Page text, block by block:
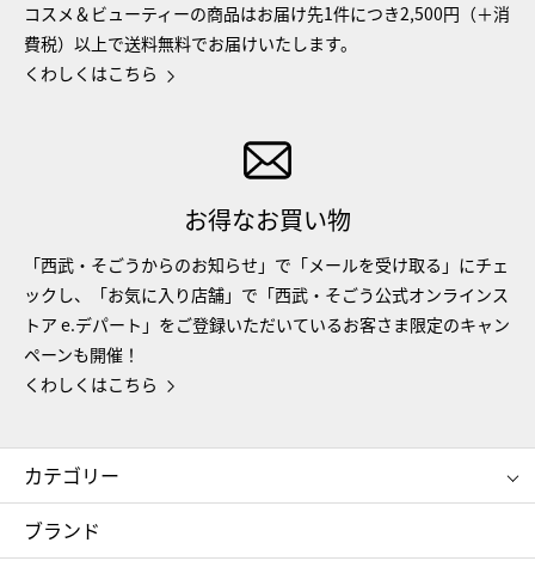
コスメ＆ビューティーの商品はお届け先1件につき2,500円（＋消
費税）以上で送料無料でお届けいたします。
くわしくはこちら
お得なお買い物
「西武・そごうからのお知らせ」で「メールを受け取る」にチェ
ックし、「お気に入り店舗」で「西武・そごう公式オンラインス
トア e.デパート」をご登録いただいているお客さま限定のキャン
ペーンも開催！
くわしくはこちら
カテゴリー
コスメ＆ビューティー
ギフト
レディース
ブランド